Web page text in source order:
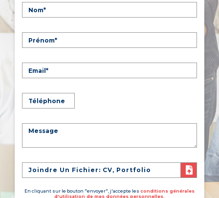
Joindre Un Fichier: CV, Portfolio
En cliquant sur le bouton "envoyer", j'accepte les conditions générales
d'utilisation de mes données personnelles.